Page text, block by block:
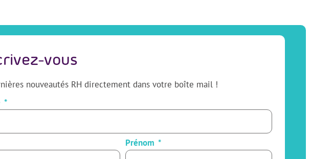
vous
nouveautés RH directement dans votre boîte mail !
Prénom